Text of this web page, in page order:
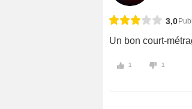
3,0
Un bon court-
1 1